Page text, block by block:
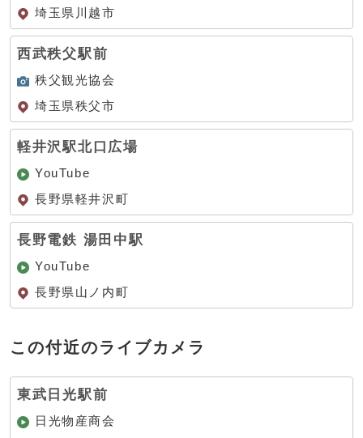
埼玉県川越市
西武秩父駅前
秩父観光協会
埼玉県秩父市
軽井沢駅北口広場
YouTube
長野県軽井沢町
長野電鉄 湯田中駅
YouTube
長野県山ノ内町
この付近のライブカメラ
東武日光駅前
日光物産商会